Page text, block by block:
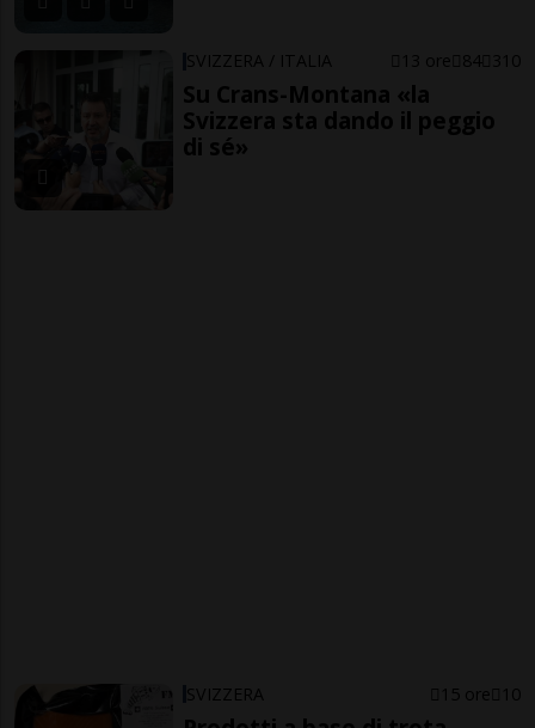
SVIZZERA / ITALIA 13 ore 84 310
Su Crans-Montana «la
Svizzera sta dando il peggio
di sé»
SVIZZERA 15 ore 10